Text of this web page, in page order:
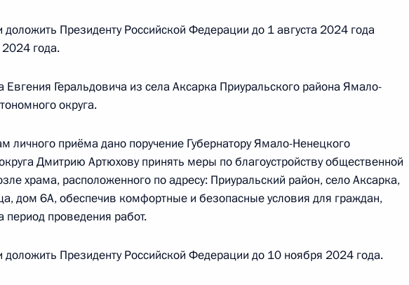
Президента Российской Федерации по приёму граждан
марта 2023 года
поручения, данного по итогам личного приёма в режиме видео-
жительницы Хабаровского края, проведённого по поручению
Федерации начальником Управления Президента
Федерации по государственным наградам Владимиром Осиповым
года
Президенту Российской Федерации до 1 августа 2024 года
года.
Евгения Геральдовича из села Аксарка Приуральского района Ямало-
округа.
личного приёма дано поручение Губернатору Ямало-Ненецкого
Дмитрию Артюхову принять меры по благоустройству общественной
храма, расположенного по адресу: Приуральский район, село Аксарка,
дом 6А, обеспечив комфортные и безопасные условия для граждан,
период проведения работ.
Президенту Российской Федерации до 10 ноября 2024 года.